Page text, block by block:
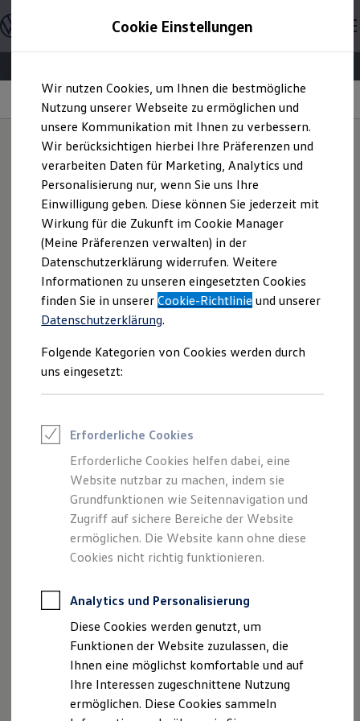
Hauptinhalt
springen
Footer
springen
Modelle & Konfigurator
Nutzfahrzeugkategorien entdecken
Modelle konfigurieren
Vorgängermodelle und Oldtimer
Vorgängermodelle
Oldtimer
Bulli Historie
Branchenlösungen & Gewerbekunden
Umbaulösungen und Hersteller finden
Auf- und Umbauten entdecken & konfigurieren
Groß- und Sonderkunden
Großkunden
Kommunen & Behörden
Journalisten
Sportvereine
Branchenlösungen
Bau & Handwerk
Gewerbliche Personenbeförderung
Service & mobile Werkstätten
Kurier, Logistik & Handel
Feuerwehr
Rettungsdienste
ONE Business ID Vorteile
Fahrzeugsuche & Marktplatz
Digitaler Marktplatz
Kauf & Finanzierung
Online-Fahrzeugbewertung
Aktionen & Angebote
E-Auto-Förderung
Für Privatkunden
Für Gewerbekunden
Profi Paket
TopDeal
Zertifizierte Gebrauchtwagen
Für Privatkunden
Für Gewerbekunden
Leasing
Für Privatkunden
Für Gewerbekunden
Versicherungen & Garantien
Garantien
Wellness
Die Entspannung steigt
Ihr Wohlbefinden steigern, ob während der Fahrt, beim
Parken oder während des Ladens – die Wellness In-Car
1 macht es möglich. Ob Sie bspw. Kraft schöpfen, zur
Ruhe kommen oder sich in einem Kurzschlaf regenerieren
möchten. Ihr ID. Buzzgreift je nach Ausstattungsumfang für
ein einzigartiges Erlebnis auf verschiedene
Komfortfunktionen zu. Es werden u.a. Lichtstimmungen,
Klimatisierung, eigens komponierte Sounds für Sie
Nutzungsbedingungen
Datenschutzerklärungen
Cookie-Richtlinie
Lizenzhinweise Dritter
Angaben zum Digital Service Act (DSA)
EU Data Act
Produktsicherheitsinformationen
Rückrufe
Vorschriften
VERTRAG WIDERRUFEN
Disclaimer von Volkswagen AG
Zur Nutzung der Wellness In-Car App benötigen Sie
VolkswagenID Benutzerkonto und einen separaten
Cookie Einstellungen
Wir nutzen Cookies, um Ihnen die bestmögliche
Nutzung unserer Webseite zu ermöglichen und
unsere Kommunikation mit Ihnen zu verbessern.
Wir berücksichtigen hierbei Ihre Präferenzen und
verarbeiten Daten für Marketing, Analytics und
Personalisierung nur, wenn Sie uns Ihre
Einwilligung geben. Diese können Sie jederzeit mit
Wirkung für die Zukunft im Cookie Manager
(Meine Präferenzen verwalten) in der
Datenschutzerklärung widerrufen. Weitere
Informationen zu unseren eingesetzten Cookies
finden Sie in unsererCookie-Richtlinie und unserer
Datenschutzerklärung.
Folgende Kategorien von Cookies werden durch
uns eingesetzt:
Erforderliche Cookies
Erforderliche Cookies helfen dabei, eine
Website nutzbar zu machen, indem sie
Grundfunktionen wie Seitennavigation und
Zugriff auf sichere Bereiche der Website
ermöglichen. Die Website kann ohne diese
Cookies nicht richtig funktionieren.
Analytics und Personalisierung
Diese Cookies werden genutzt, um
Funktionen der Website zuzulassen, die
Ihnen eine möglichst komfortable und auf
Ihre Interessen zugeschnittene Nutzung
ermöglichen. Diese Cookies sammeln